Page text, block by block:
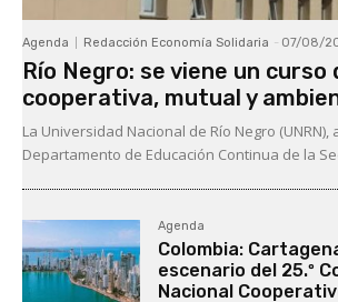
Agenda Redacción Economía Solidaria - 07/08/
Río Negro: se viene un curso
cooperativa, mutual y
La Universidad Nacional de Río Negro (UNRN),
Departamento de Educación Continua de la
Agenda
Colombia:
escenario del 25.º
Nacional